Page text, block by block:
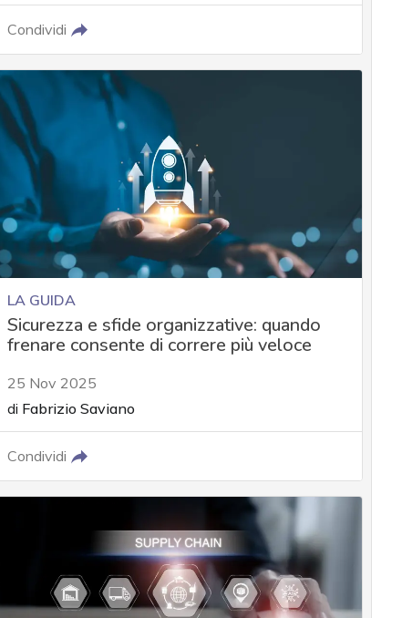
Condividi
LA GUIDA
Sicurezza e sfide organizzative: quando
frenare consente di correre più veloce
25 Nov 2025
di Fabrizio Saviano
Condividi